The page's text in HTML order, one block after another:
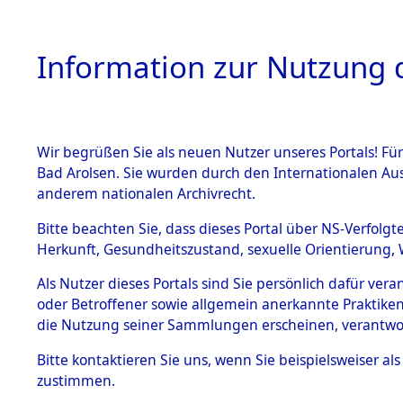
HOME
BESTÄNDE
Inhaftierungsdoku
mente
5. Verschiedenes
Todesmärsche
5.3.1 Alliierte
vorm
Leichen
Information zur Nutzung
Wir begrüßen Sie als neuen Nutzer unseres Portals!
Bad Arolsen. Sie wurden durch den Internationalen
anderem nationalen Archivrecht.
Bitte beachten Sie, dass dieses Portal über NS-
Herkunft, Gesundheitszustand, sexuelle
Als Nutzer dieses Portals sind Sie persönlich dafür
oder Betroffener sowie allgemein anerkannte
die Nutzung seiner Sammlungen erscheinen,
Bitte kontaktieren Sie uns, wenn Sie beispielsweiser
zustimmen.